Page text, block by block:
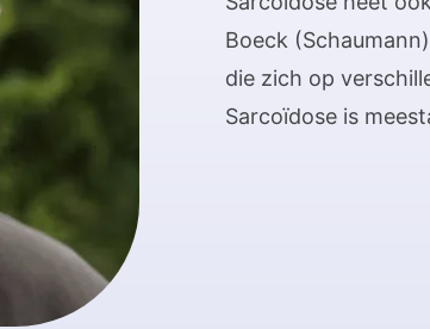
Boeck
die zich op
Sarcoïdose is